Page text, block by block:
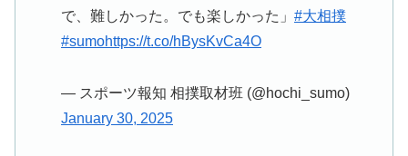
で、難しかった。でも楽しかった」 #大相撲
#sumohttps://t.co/hBysKvCa4O
— スポーツ報知 相撲取材班 (@hochi_sumo)
January 30, 2025